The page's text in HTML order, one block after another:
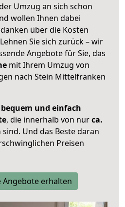
Umzug an sich schon
wollen Ihnen dabei
über die Kosten
Sie sich zurück – wir
Angebote für Sie, das
mit Ihrem Umzug von
nach Stein Mittelfranken
und einfach
, die innerhalb von nurca.
sind. Und das Beste daran
Preisen
Angebote erhalten